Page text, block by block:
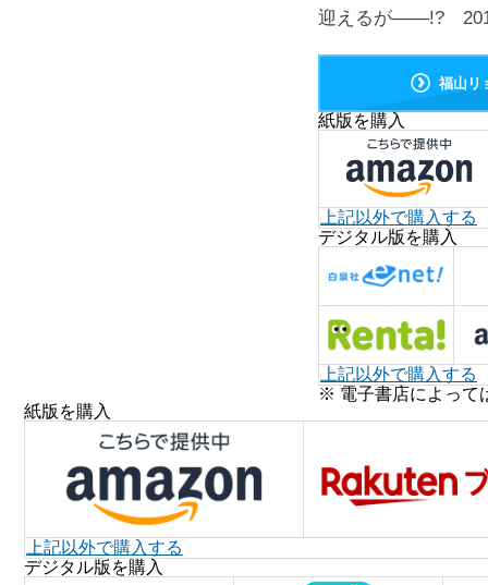
迎えるが――!?
福山リ
紙版を購入
上記以外で購入する
デジタル版を購入
上記以外で購入する
※ 電子書店によって
紙版を購入
上記以外で購入する
デジタル版を購入